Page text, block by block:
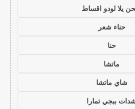
يلا لودو اقساط
حناء شعر
حنا
ماتشا
شاي ماتشا
ببجي تمارا